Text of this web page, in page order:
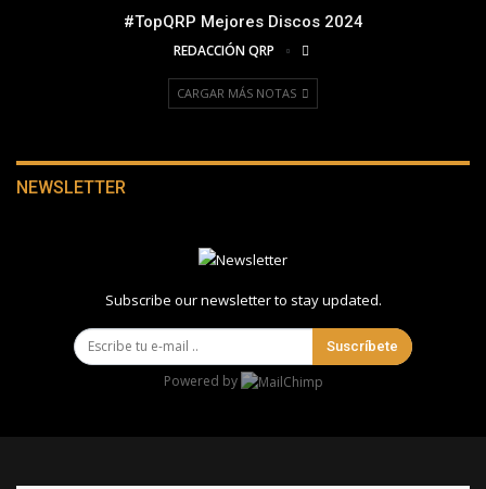
#TopQRP Mejores Discos 2024
REDACCIÓN QRP
CARGAR MÁS NOTAS
NEWSLETTER
Subscribe our newsletter to stay updated.
Suscríbete
Powered by